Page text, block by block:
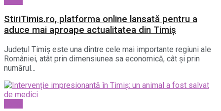
StiriTimis.ro, platforma online lansată pentru a
aduce mai aproape actualitatea din Timiș
Județul Timiș este una dintre cele mai importante regiuni ale
României, atât prin dimensiunea sa economică, cât și prin
numărul...